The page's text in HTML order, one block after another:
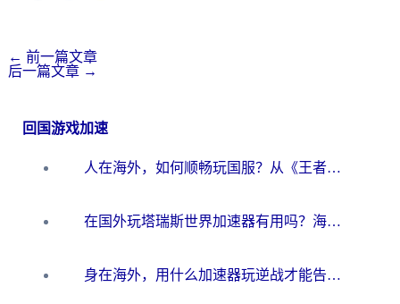
← 前一篇文章
后一篇文章 →
回国游戏加速
人在海外，如何顺畅玩国服？从《王者荣耀》到《云图计划》的加速器终极指南
在国外玩塔瑞斯世界加速器有用吗？海外玩家亲测后的真实答案
身在海外，用什么加速器玩逆战才能告别延迟？